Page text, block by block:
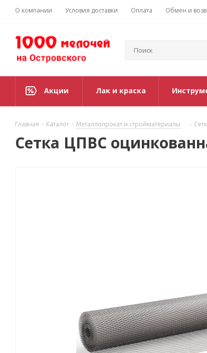
О компании Условия доставки Оплата Обмен и
Акции Лак и краска
Главная - Каталог - Металлопрокат и стройматериалы -
Сетка ЦПВС